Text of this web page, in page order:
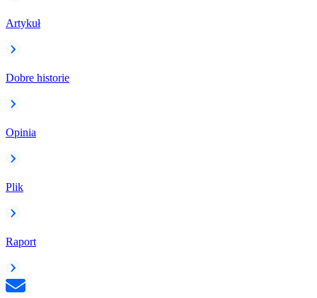
Artykuł
Dobre historie
Opinia
Plik
Raport